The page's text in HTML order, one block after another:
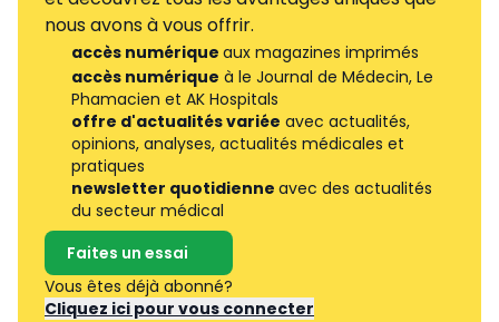
nous avons à vous offrir.
accès numérique aux magazines imprimés
accès numérique à le Journal de Médecin, Le
Phamacien et AK Hospitals
offre d'actualités variée avec actualités,
opinions, analyses, actualités médicales et
pratiques
newsletter quotidienne avec des actualités
du secteur médical
Faites un essai
Vous êtes déjà abonné?
Cliquez ici pour vous connecter